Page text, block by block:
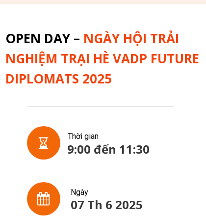
Ngày
07 Th 6 2025
Thời gian
9:00 đến 11:30
OPEN DAY – NGÀY HỘI TRẢI
NGHIỆM TRẠI HÈ VADP FUTURE
DIPLOMATS 2025